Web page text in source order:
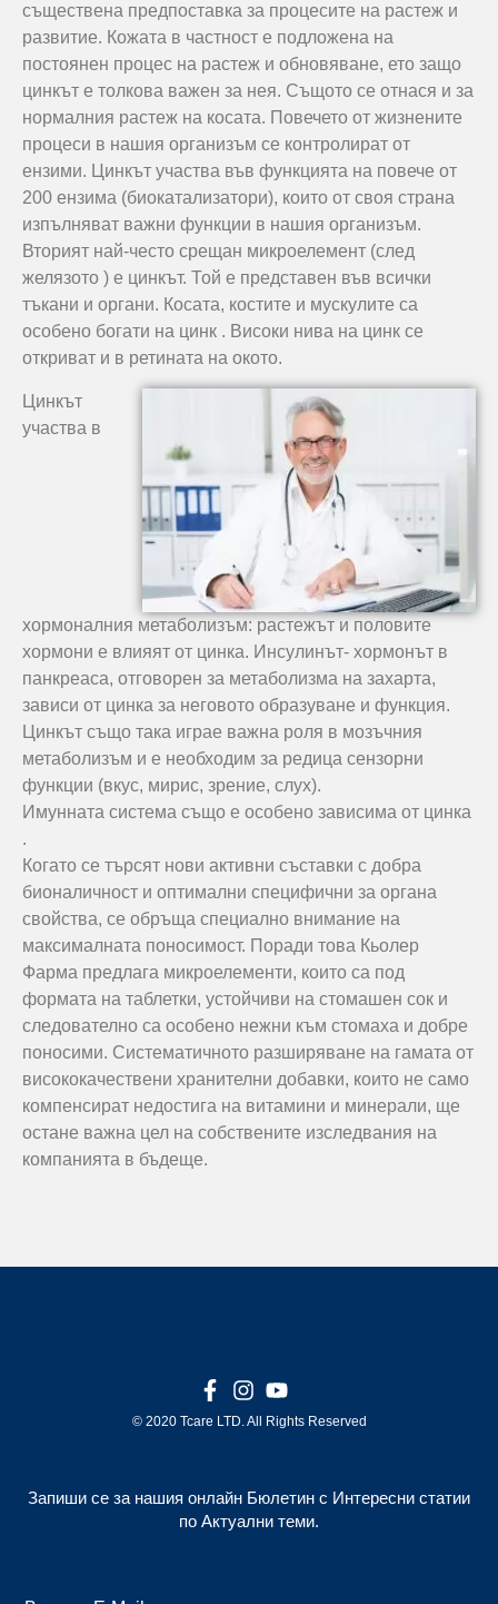
съществена предпоставка за процесите на растеж и
развитие. Кожата в частност е подложена на
постоянен процес на растеж и обновяване, ето защо
цинкът е толкова важен за нея. Същото се отнася и за
нормалния растеж на косата. Повечето от жизнените
процеси в нашия организъм се контролират от
ензими. Цинкът участва във функцията на повече от
200 ензима (биокатализатори), които от своя страна
изпълняват важни функции в нашия организъм.
Вторият най-често срещан микроелемент (след
желязото ) е цинкът. Той е представен във всички
тъкани и органи. Косата, костите и мускулите са
особено богати на цинк . Високи нива на цинк се
откриват и в ретината на окото.
Цинкът
участва в
хормоналния метаболизъм: растежът и половите
хормони е влияят от цинка. Инсулинът- хормонът в
панкреаса, отговорен за метаболизма на захарта,
зависи от цинка за неговото образуване и функция.
Цинкът също така играе важна роля в мозъчния
метаболизъм и е необходим за редица сензорни
функции (вкус, мирис, зрение, слух).
Имунната система също е особено зависима от цинка
.
Когато се търсят нови активни съставки с добра
бионаличност и оптимални специфични за органа
свойства, се обръща специално внимание на
максималната поносимост. Поради това Кьолер
Фарма предлага микроелементи, които са под
формата на таблетки, устойчиви на стомашен сок и
следователно са особено нежни към стомаха и добре
поносими. Систематичното разширяване на гамата от
висококачествени хранителни добавки, които не само
компенсират недостига на витамини и минерали, ще
остане важна цел на собствените изследвания на
компанията в бъдеще.
© 2020 Tcare LTD. All Rights Reserved
Запиши се за нашия онлайн Бюлетин с Интересни статии
по Актуални теми.